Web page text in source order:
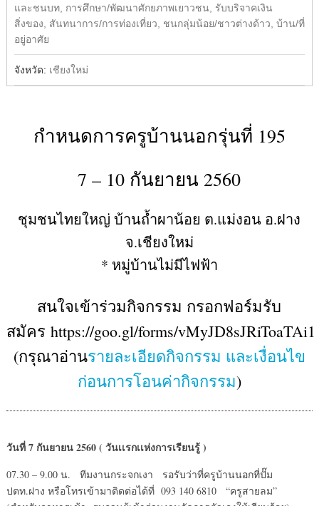
และชนบท, การศึกษา/พัฒนาศักยภาพเยาวชน, รับบริจาคเงิน
สิ่งของ, สันทนาการ/การท่องเที่ยว, ชนกลุ่มน้อย/ชาวต่างด้าว, บ้าน/ที่
อยู่อาศัย
จังหวัด: เชียงใหม่
กำหนดการครูบ้านนอกรุ่นที่ 195
7 – 10 กันยายน 2560
ชุมชนไทยใหญ่ บ้านถ้ำผาน้อย ต.แม่งอน อ.ฝาง
จ.เชียงใหม่
* หมู่บ้านไม่มีไฟฟ้า
สนใจเข้าร่วมกิจกรรม กรอกฟอร์มรับ
สมัคร https://goo.gl/forms/vMyJD8sJRiToaTAi1
(กรุณาอ่านรายละเอียดกิจกรรม และเงื่อนไข
ก่อนการโอนค่ากิจกรรม)
วันที่ 7 กันยายน 2560 ( วันเเรกเเห่งการเรียนรู้ )
07.30 – 9.00 น. ทีมงานกระจกเงา รอรับว่าที่ครูบ้านนอกที่ปั๊ม
ปตท.ฝาง หรือโทรเข้ามาติดต่อได้ที่ 093 140 6810 “ครูสายลม”